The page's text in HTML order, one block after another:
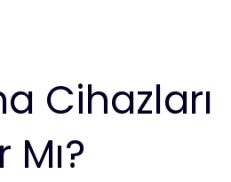
Cihazları